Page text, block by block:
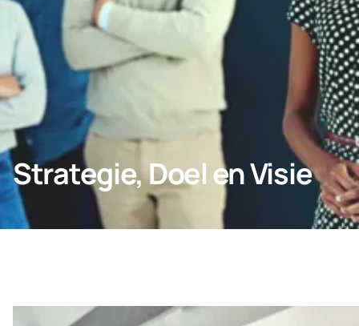
Voor professionals
Strategie, Doel en Visie